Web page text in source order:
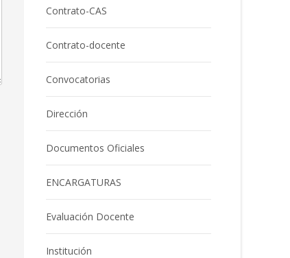
Contrato-CAS
Contrato-docente
Convocatorias
Dirección
Documentos Oficiales
ENCARGATURAS
Evaluación Docente
Institución